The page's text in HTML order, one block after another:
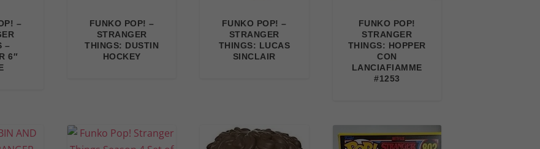
–
–
6″
FUNKO POP! –
STRANGER
THINGS: DUSTIN
HOCKEY
FUNKO POP! –
STRANGER
THINGS: LUCAS
SINCLAIR
FUNKO POP!
STRANGER
THINGS: HOPPER
CON
LANCIAFIAMME
#1253